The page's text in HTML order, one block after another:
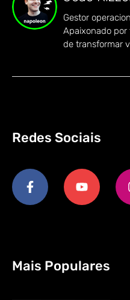
Gestor
Apaixonado por
de transformar
Redes Sociais
Mais Populares